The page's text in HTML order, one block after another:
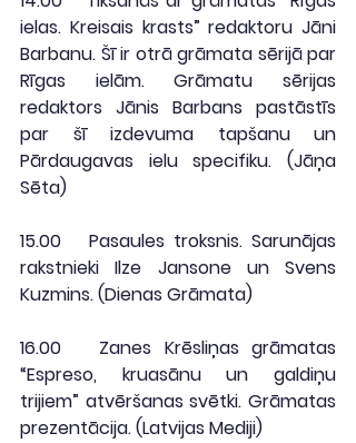
ielas. Kreisais krasts” redaktoru Jāni
Barbanu. Šī ir otrā grāmata sērijā par
Rīgas ielām. Grāmatu sērijas
redaktors Jānis Barbans pastāstīs
par šī izdevuma tapšanu un
Pārdaugavas ielu specifiku. (Jāņa
Sēta)
15.00 Pasaules troksnis. Sarunājas
rakstnieki Ilze Jansone un Svens
Kuzmins. (Dienas Grāmata)
16.00 Zanes Krēsliņas grāmatas
“Espreso, kruasānu un galdiņu
trijiem” atvēršanas svētki. Grāmatas
prezentācija. (Latvijas Mediji)